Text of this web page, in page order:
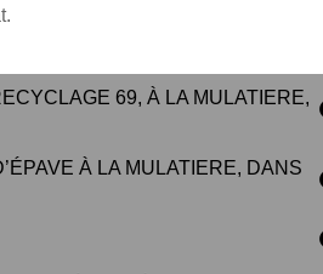
69, À LA MULATIERE,
À LA MULATIERE, DANS